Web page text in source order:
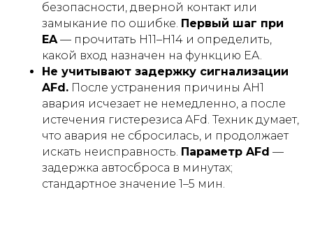
безопасности, дверной контакт или
замыкание по ошибке. Первый шаг при
EA— прочитать H11–H14 и определить,
какой вход назначен на функцию EA.
Не учитывают задержку сигнализации
AFd. После устранения причины AH1
авария исчезает не немедленно, а после
истечения гистерезиса AFd. Техник думает,
что авария не сбросилась, и продолжает
искать неисправность. Параметр AFd —
задержка автосброса в минутах;
стандартное значение 1–5 мин.